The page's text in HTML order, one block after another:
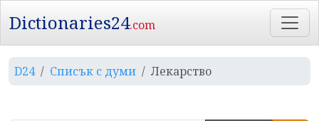
Dictionaries24.com
D24 Списък с думи Лекарство